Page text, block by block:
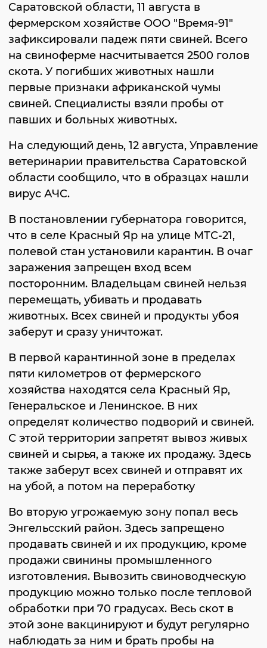
Саратовской области, 11 августа в
фермерском хозяйстве ООО "Время-91"
зафиксировали падеж пяти свиней. Всего
на свиноферме насчитывается 2500 голов
скота. У погибших животных нашли
первые признаки африканской чумы
свиней. Специалисты взяли пробы от
павших и больных животных.
На следующий день, 12 августа, Управление
ветеринарии правительства Саратовской
области сообщило, что в образцах нашли
вирус АЧС.
В постановлении губернатора говорится,
что в селе Красный Яр на улице МТС-21,
полевой стан установили карантин. В очаг
заражения запрещен вход всем
посторонним. Владельцам свиней нельзя
перемещать, убивать и продавать
животных. Всех свиней и продукты убоя
заберут и сразу уничтожат.
В первой карантинной зоне в пределах
пяти километров от фермерского
хозяйства находятся села Красный Яр,
Генеральское и Ленинское. В них
определят количество подворий и свиней.
С этой территории запретят вывоз живых
свиней и сырья, а также их продажу. Здесь
также заберут всех свиней и отправят их
на убой, а потом на переработку
Во вторую угрожаемую зону попал весь
Энгельсский район. Здесь запрещено
продавать свиней и их продукцию, кроме
продажи свинины промышленного
изготовления. Вывозить свиноводческую
продукцию можно только после тепловой
обработки при 70 градусах. Весь скот в
этой зоне вакцинируют и будут регулярно
наблюдать за ним и брать пробы на